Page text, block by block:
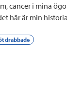
cancer i mina
här är min
drabbade